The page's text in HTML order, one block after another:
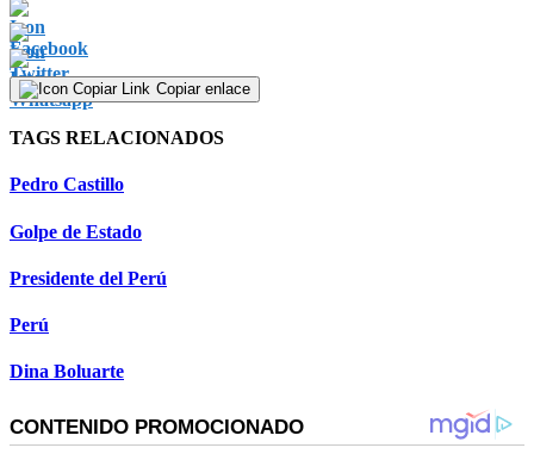
Copiar enlace
TAGS RELACIONADOS
Pedro Castillo
Golpe de Estado
Presidente del Perú
Perú
Dina Boluarte